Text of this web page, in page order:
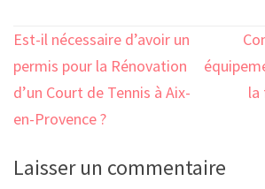
Navigation
de
l’article
Est-il nécessaire d’avoir un
permis pour la Rénovation
d’un Court de Tennis à Aix-
en-Provence ?
la
Laisser un commentaire